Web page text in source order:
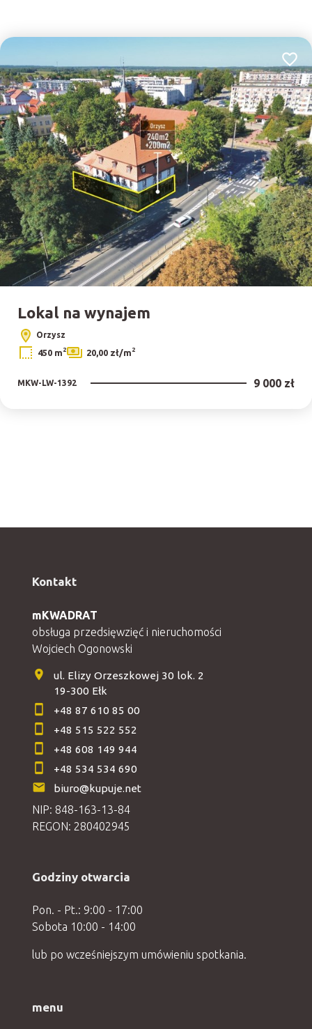
Lokal na wynajem
Orzysz
450 m2 20,00 zł/m2
MKW-LW-1392 9 000 zł
Kontakt
mKWADRAT
obsługa przedsięwzięć i nieruchomości
Wojciech Ogonowski
ul. Elizy Orzeszkowej 30 lok. 2
19-300 Ełk
+48 87 610 85 00
+48 515 522 552
+48 608 149 944
+48 534 534 690
biuro@kupuje.net
NIP: 848-163-13-84
REGON: 280402945
Godziny otwarcia
Pon. - Pt.: 9:00 - 17:00
Sobota 10:00 - 14:00
lub po wcześniejszym umówieniu spotkania.
menu